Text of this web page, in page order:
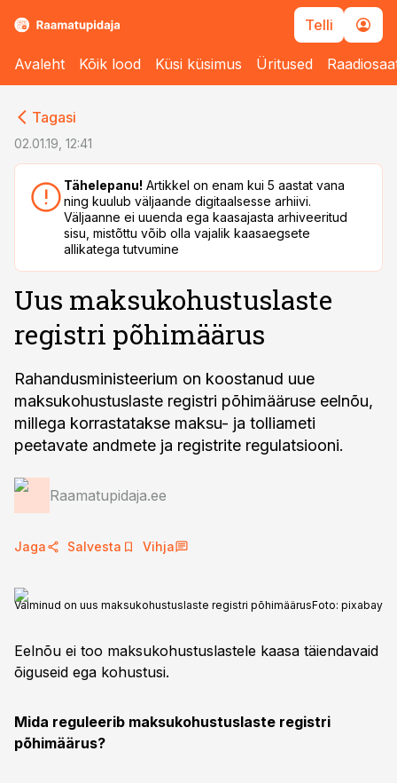
Telli
Avaleht Kõik lood Küsi küsimus Üritused
Tagasi
02.01.19, 12:41
Tähelepanu! Artikkel on enam kui 5 aastat vana
ning kuulub väljaande digitaalsesse arhiivi.
Väljaanne ei uuenda ega kaasajasta arhiveeritud
sisu, mistõttu võib olla vajalik kaasaegsete
allikatega tutvumine
Uus maksukohustuslaste
registri põhimäärus
Rahandusministeerium on koostanud uue
maksukohustuslaste registri põhimääruse eelnõu,
millega korrastatakse maksu- ja tolliameti
peetavate andmete ja registrite regulatsiooni.
Raamatupidaja.ee
Jaga Salvesta Vihja
Valminud on uus maksukohustuslaste registri põhimäärusFoto: pixabay
Eelnõu ei too maksukohustuslastele kaasa täiendavaid
õiguseid ega kohustusi.
Mida reguleerib maksukohustuslaste registri
põhimäärus?